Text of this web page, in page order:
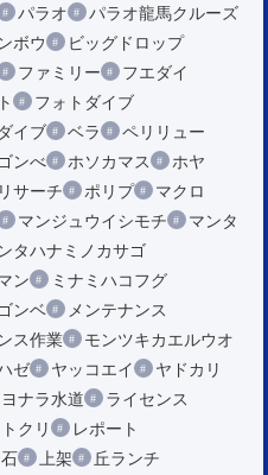
パラオ
パラオ龍馬クルーズ
ボウ
ビッグドロップ
ファミリー
フエダイ
フォトダイブ
イブ ベラ
ペリリュー
ンべ ホソカマス
ホヤ
サーチ ポリプ
マクロ
マンジュウイシモチ
マンタ
タハナミノカサゴ
ン
ミナミハコフグ
ンベ
メンテナンス
ス作業
モンツキカエルウオ
ゼ ヤッコエイ
ヤドカリ
ヨナラ水道
ライセンス
クリ
レポート
上架
丘ランチ